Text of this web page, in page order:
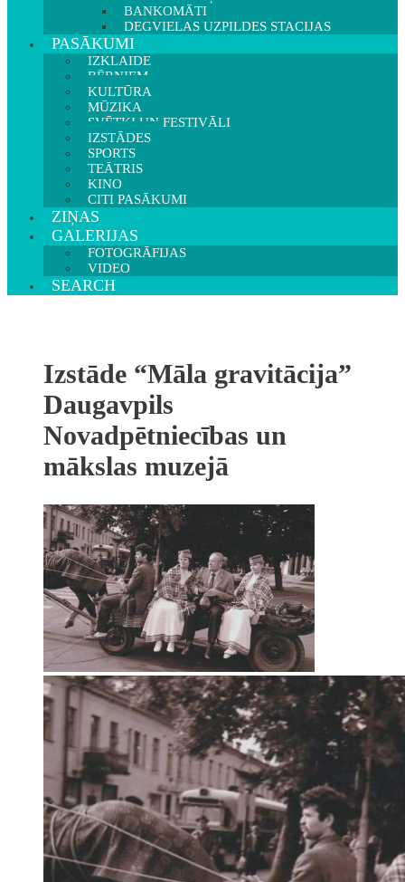
BANKOMĀTI
DEGVIELAS UZPILDES STACIJAS
PASĀKUMI
IZKLAIDE
BĒRNIEM
KULTŪRA
MŪZIKA
SVĒTKI UN FESTIVĀLI
IZSTĀDES
SPORTS
TEĀTRIS
KINO
CITI PASĀKUMI
ZIŅAS
GALERIJAS
FOTOGRĀFIJAS
VIDEO
SEARCH
Izstāde “Māla gravitācija”
Daugavpils
Novadpētniecības un
mākslas muzejā